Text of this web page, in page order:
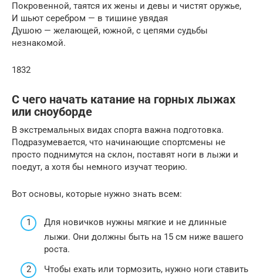
Покровенной, таятся их жены и девы и чистят оружье,
И шьют серебром — в тишине увядая
Душою — желающей, южной, с цепями судьбы
незнакомой.
1832
С чего начать катание на горных лыжах
или сноуборде
В экстремальных видах спорта важна подготовка.
Подразумевается, что начинающие спортсмены не
просто поднимутся на склон, поставят ноги в лыжи и
поедут, а хотя бы немного изучат теорию.
Вот основы, которые нужно знать всем:
Для новичков нужны мягкие и не длинные
лыжи. Они должны быть на 15 см ниже вашего
роста.
Чтобы ехать или тормозить, нужно ноги ставить